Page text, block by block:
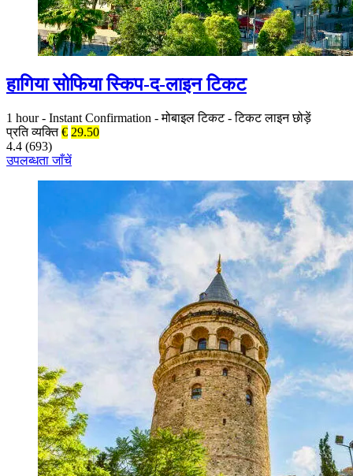
हागिया सोफिया स्किप-द-लाइन टिकट
1 hour - Instant Confirmation - मोबाइल टिकट - टिकट लाइन छोड़ें
प्रति व्यक्ति € 29.50
4.4 (693)
उपलब्धता जाँचें